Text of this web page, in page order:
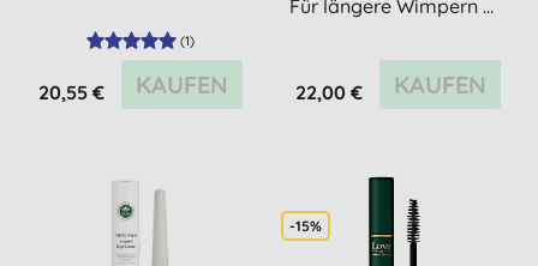
(1)
20,55 € KAUFEN
Für längere Wimpern ...
22,00 € KAUFEN
-15%